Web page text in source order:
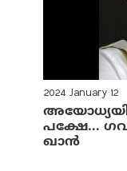
2024 January 12
പക്ഷേ...
ഖാൻ